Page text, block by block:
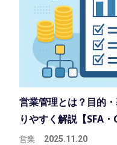
営業管理とは？目的
りやすく解説【SFA・
営業 2025.11.20